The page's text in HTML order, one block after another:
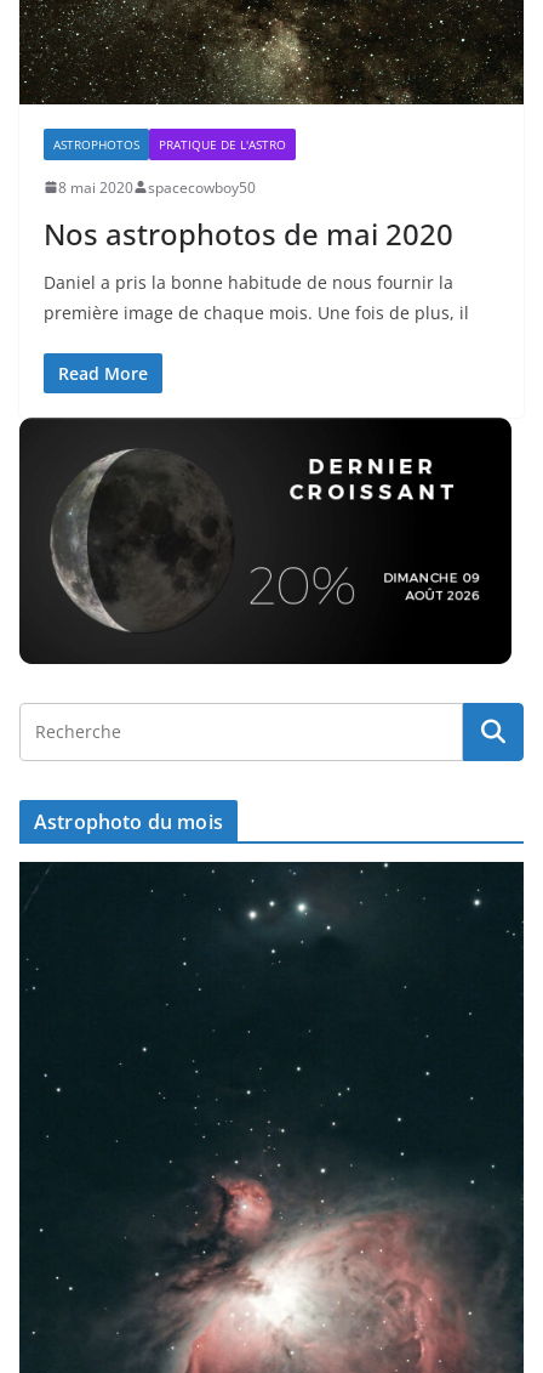
ASTROPHOTOS PRATIQUE DE L'ASTRO
8 mai 2020 spacecowboy50
Nos astrophotos de mai 2020
Daniel a pris la bonne habitude de nous fournir la
première image de chaque mois. Une fois de plus, il
Read More
Astrophoto du mois